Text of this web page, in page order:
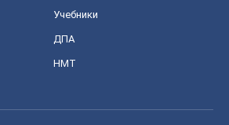
Учебники
ДПА
НМТ